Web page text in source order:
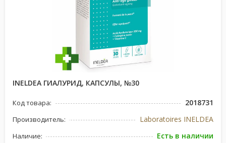
INELDEA ГИАЛУРИД, КАПСУЛЫ, №30
Код товара: 2018731
Производитель: Laboratoires INELDEA
Наличие: Есть в наличии